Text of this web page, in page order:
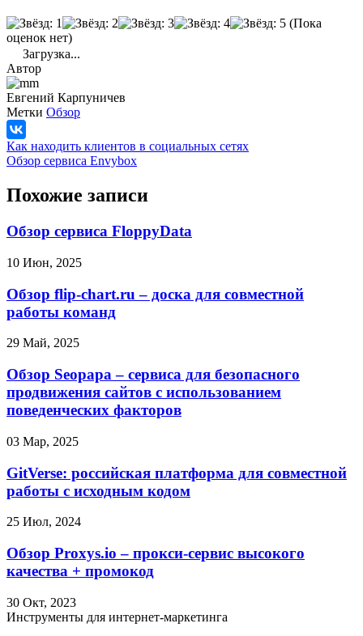
(Пока
оценок нет)
Загрузка...
Автор
Евгений Карпуничев
Метки Обзор
Как находить клиентов в социальных сетях
Обзор сервиса Envybox
Похожие записи
Обзор сервиса FloppyData
10 Июн, 2025
Обзор flip-chart.ru – доска для совместной
работы команд
29 Май, 2025
Обзор Seopapa – сервиса для безопасного
продвижения сайтов с использованием
поведенческих факторов
03 Мар, 2025
GitVerse: российская платформа для совместной
работы с исходным кодом
25 Июл, 2024
Обзор Proxys.io – прокси-сервис высокого
качества + промокод
30 Окт, 2023
Инструменты для интернет-маркетинга